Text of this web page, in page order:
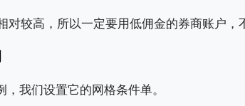
对较高，所以一定要用低佣金的券商账户，
，我们设置它的网格条件单。